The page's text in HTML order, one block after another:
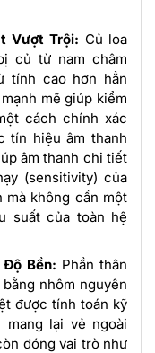
Vượt Trội: Củ loa
củ từ nam châm
tính cao hơn hẳn
mẽ giúp kiểm
cách chính xác
tín hiệu âm thanh
âm thanh chi tiết
(sensitivity) của
mà không cần một
suất của toàn hệ
Bền: Phần thân
nhôm nguyên
được tính toán kỹ
lại vẻ ngoài
đóng vai trò như